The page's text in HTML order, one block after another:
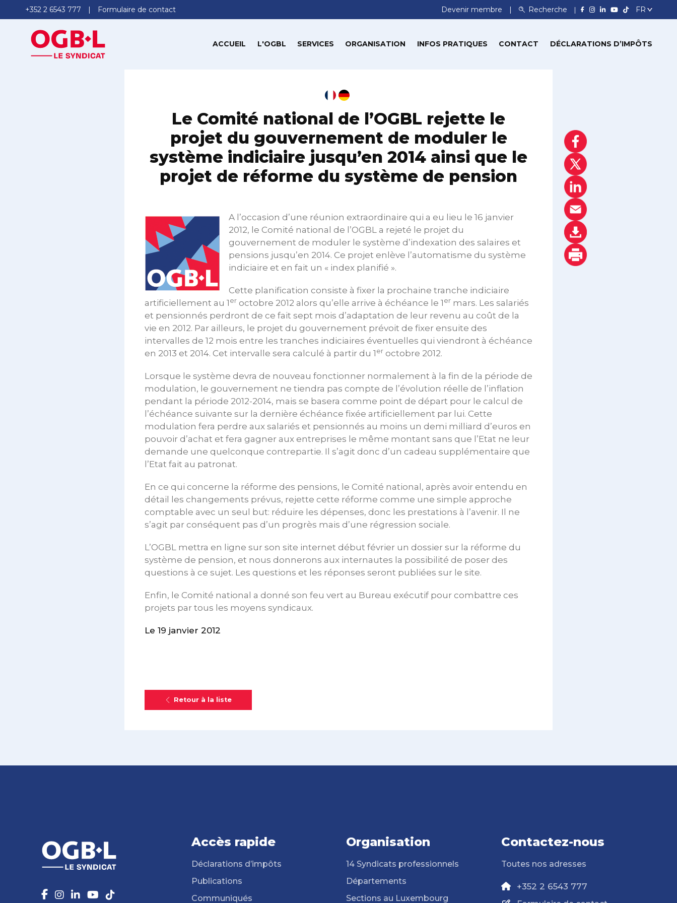
+352 2 6543 777 Formulaire de contact Devenir membre Recherche
ACCUEIL L'OGBL SERVICES ORGANISATION INFOS PRATIQUES CONTACT DÉCLARATIONS D’IMPÔTS
Le Comité national de l’OGBL rejette le
projet du gouvernement de moduler le
système indiciaire jusqu’en 2014 ainsi que le
projet de réforme du système de pension
A l’occasion d’une réunion extraordinaire qui a eu lieu le 16 janvier
2012, le Comité national de l’OGBL a rejeté le projet du
gouvernement de moduler le système d’indexation des salaires et
pensions jusqu’en 2014. Ce projet enlève l’automatisme du système
indiciaire et en fait un « index planifié ».
Cette planification consiste à fixer la prochaine tranche indiciaire
artificiellement au 1 er octobre 2012 alors qu’elle arrive à échéance le 1 er mars. Les salariés
et pensionnés perdront de ce fait sept mois d’adaptation de leur revenu au coût de la
vie en 2012. Par ailleurs, le projet du gouvernement prévoit de fixer ensuite des
intervalles de 12 mois entre les tranches indiciaires éventuelles qui viendront à échéance
en 2013 et 2014. Cet intervalle sera calculé à partir du 1 er octobre 2012.
Lorsque le système devra de nouveau fonctionner normalement à la fin de la période de
modulation, le gouvernement ne tiendra pas compte de l’évolution réelle de l’inflation
pendant la période 2012-2014, mais se basera comme point de départ pour le calcul de
l’échéance suivante sur la dernière échéance fixée artificiellement par lui. Cette
modulation fera perdre aux salariés et pensionnés au moins un demi milliard d’euros en
pouvoir d’achat et fera gagner aux entreprises le même montant sans que l’Etat ne leur
demande une quelconque contrepartie. Il s’agit donc d’un cadeau supplémentaire que
l’Etat fait au patronat.
En ce qui concerne la réforme des pensions, le Comité national, après avoir entendu en
détail les changements prévus, rejette cette réforme comme une simple approche
comptable avec un seul but: réduire les dépenses, donc les prestations à l’avenir. Il ne
s’agit par conséquent pas d’un progrès mais d’une régression sociale.
L’OGBL mettra en ligne sur son site internet début février un dossier sur la réforme du
système de pension, et nous donnerons aux internautes la possibilité de poser des
questions à ce sujet. Les questions et les réponses seront publiées sur le site.
Enfin, le Comité national a donné son feu vert au Bureau exécutif pour combattre ces
projets par tous les moyens syndicaux.
Le 19 janvier 2012
Retour à la liste
Accès rapide
Déclarations d’impôts
Publications
Communiqués
Organisation
14 Syndicats professionnels
Départements
Sections au Luxembourg
Contactez-nous
Toutes nos adresses
+352 2 6543 777